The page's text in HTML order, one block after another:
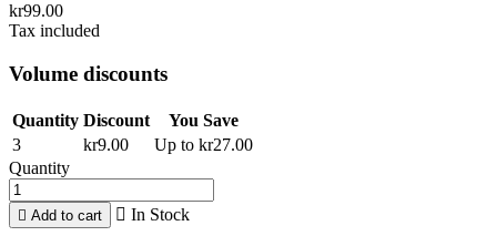
kr99.00
Tax included
Volume discounts
Quantity Discount
You Save
3
kr9.00
Up to kr27.00
Quantity
 Add to cart  In Stock